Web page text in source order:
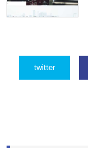
twitter